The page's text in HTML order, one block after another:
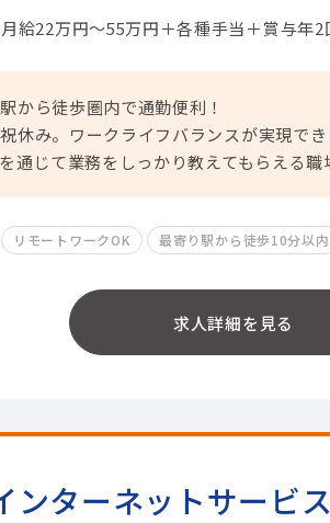
月給22万円～55万円＋各種手当＋賞与年2
から徒歩圏内で通勤便利！
休み。ワークライフバランスが実現でき
通じて業務をしっかり教えてもらえる職
リモートワークOK 最寄り駅から徒歩10分以内
求人詳細を見る
ンターネットサービ